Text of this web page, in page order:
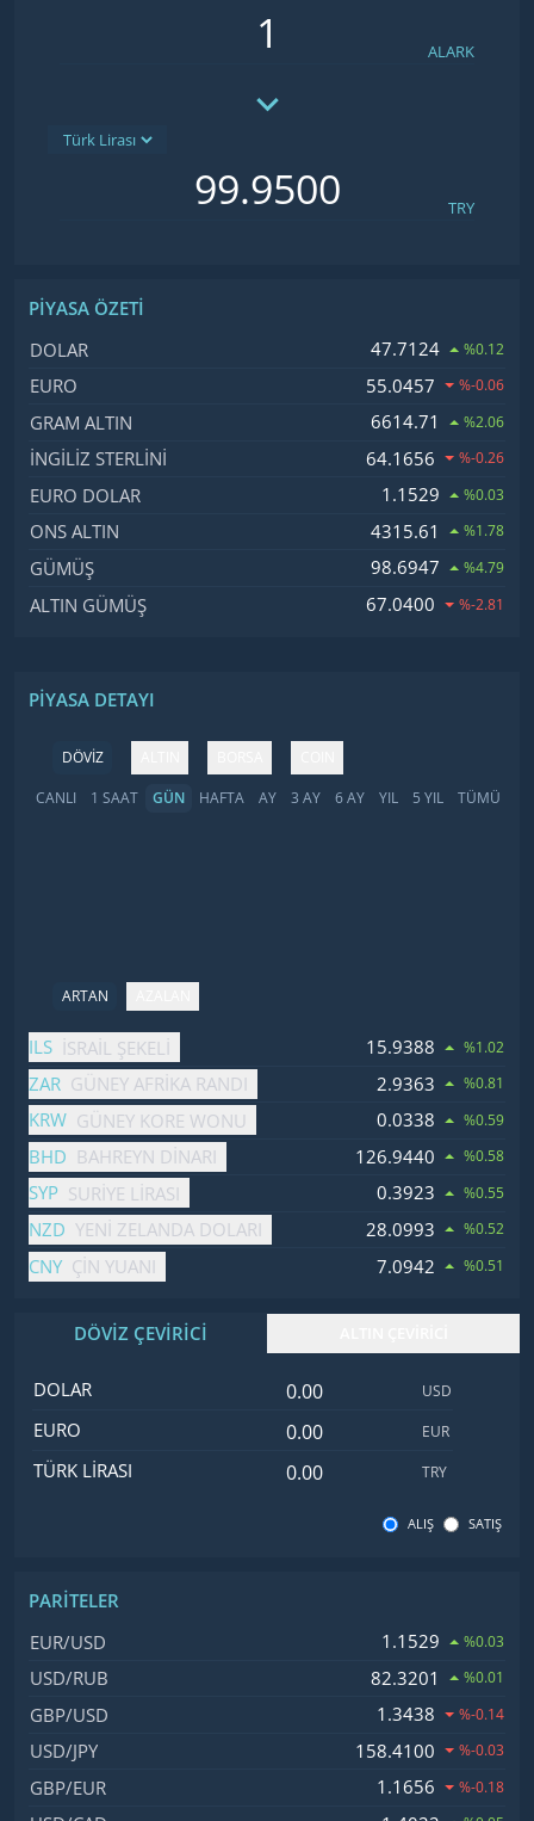
ALARK
TRY
PIYASA ÖZETI
İsim, Kod
DOLAR 47.7124 %0.12
EURO 55.0457 %-0.06
GRAM ALTIN 6614.71 %2.06
İNGILIZ STERLINI 64.1656 %-0.26
EURO DOLAR 1.1529 %0.03
ONS ALTIN 4315.61 %1.78
GÜMÜŞ 98.6947 %4.79
ALTIN GÜMÜŞ 67.0400 %-2.81
PIYASA DETAYI
DÖVİZ
CANLI
1 SAAT GÜN HAFTA AY 3 AY 6 AY YIL 5 YIL TÜMÜ
ARTAN
İsimFiyat Değişim
ILS İSRAIL ŞEKELI 15.9388 %1.02
ZAR GÜNEY AFRIKA RANDI 2.9363 %0.81
KRW GÜNEY KORE WONU 0.0338 %0.59
BHD BAHREYN DINARI 126.9440 %0.58
SYP SURIYE LIRASI 0.3923 %0.55
NZD YENI ZELANDA DOLARI 28.0993 %0.52
CNY ÇIN YUANI 7.0942 %0.51
DÖVİZ ÇEVİRİCİ
İsimDeğer
DOLAR Dolar değeri USD
EURO Euro değeri EUR
TÜRK LIRASI Türk Lirası değeri
TRY
ALIŞ SATIŞ
PARITELER
İsim, Kod
EUR/USD 1.1529 %0.03
USD/RUB 82.3201 %0.01
GBP/USD 1.3438 %-0.14
USD/JPY 158.4100 %-0.03
GBP/EUR 1.1656 %-0.18